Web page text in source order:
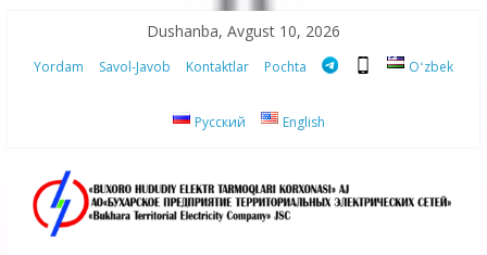
content
Dushanba, Avgust 10, 2026
Yordam Savol-Javob Kontaktlar Pochta Oʻzbek
Русский English